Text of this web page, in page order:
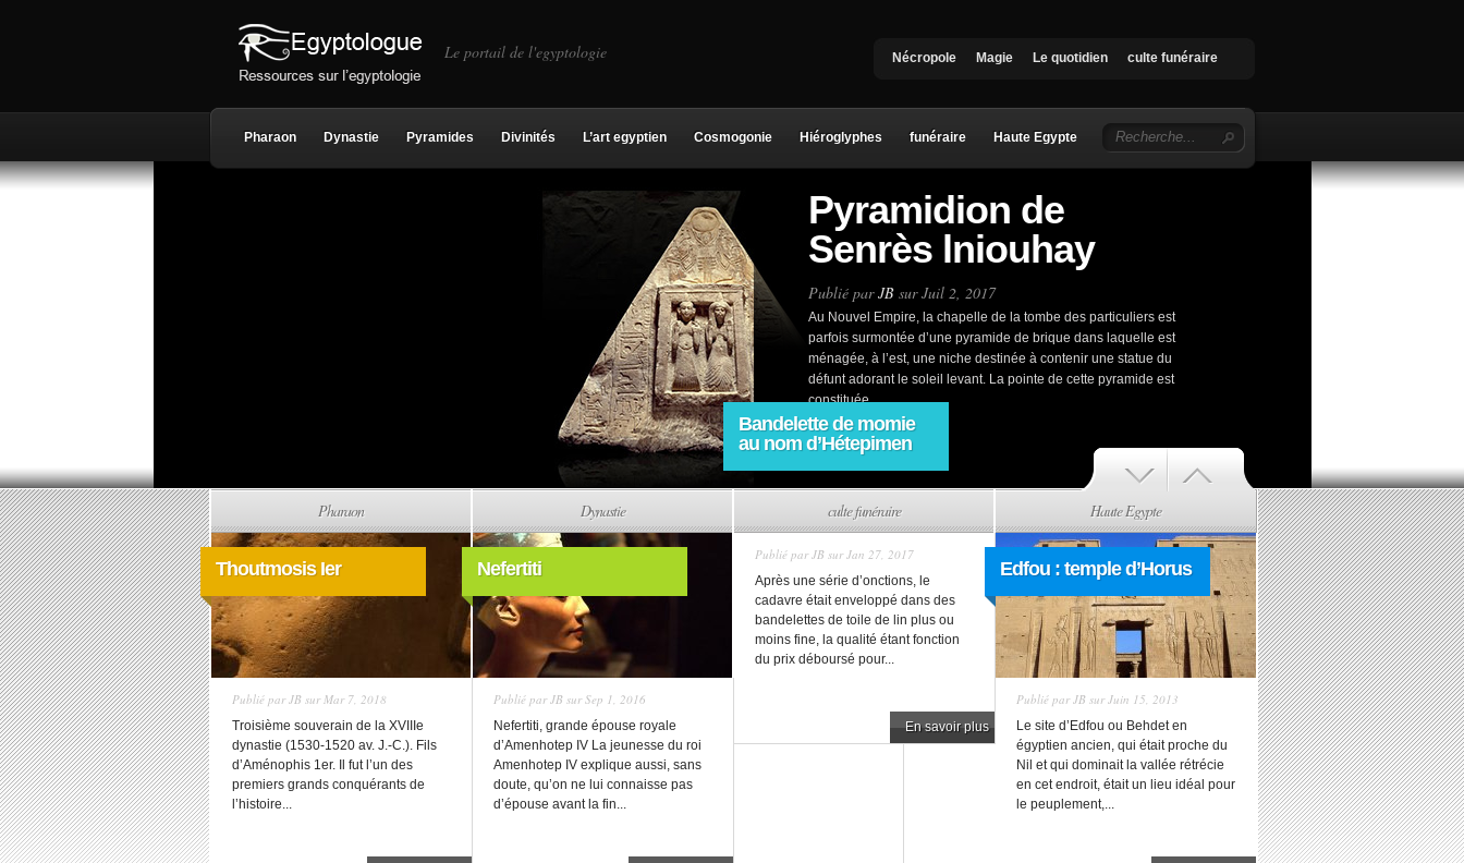
Le portail de l'egyptologie Nécropole Magie Le quotidien culte funéraire
Pharaon Dynastie Pyramides Divinités L’art egyptien Cosmogonie Hiéroglyphes funéraire Haute Egypte
Pyramidion de
Senrès lniouhay
Publié parJB sur Juil 2, 2017
Au Nouvel Empire, la chapelle de la tombe des particuliers est
parfois surmontée d’une pyramide de brique dans laquelle est
ménagée, à l’est, une niche destinée à contenir une statue du
défunt adorant le soleil levant. La pointe de cette pyramide est
constituée...
En savoir plus
Pharaon
Thoutmosis Ier
Publié parJB sur Mar 7, 2018
Troisième souverain de la XVIIIe
dynastie (1530-1520 av. J.-C.). Fils
d’Aménophis 1er. Il fut l’un des
premiers grands conquérants de
l’histoire...
Dynastie
Nefertiti
Publié parJB sur Sep 1, 2016
Nefertiti, grande épouse royale
d’Amenhotep IV La jeunesse du roi
Amenhotep IV explique aussi, sans
doute, qu’on ne lui connaisse pas
d’épouse avant la fin...
culte funéraire
Bandelette de momie
au nom d’Hétepimen
Publié parJB sur Jan 27, 2017
Après une série d’onctions, le
cadavre était enveloppé dans des
bandelettes de toile de lin plus ou
moins fine, la qualité étant fonction
du prix déboursé pour...
En savoir plus
Haute Egypte
Edfou : temple d’Horus
Publié parJB sur Juin 15, 2013
Le site d’Edfou ou Behdet en
égyptien ancien, qui était proche du
Nil et qui dominait la vallée rétrécie
en cet endroit, était un lieu idéal pour
le peuplement,...